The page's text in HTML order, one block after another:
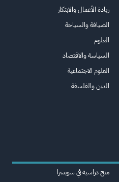
ريادة الأعمال والابتكار
الضيافة والسياحة
العلوم
السياسة والاقتصاد
العلوم الاجتماعية
الدين والفلسفة
منح دراسية في سويسرا